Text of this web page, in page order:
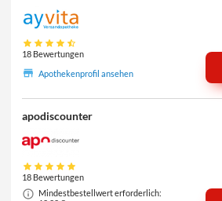
18 Bewertungen
Apothekenprofil ansehen
apodiscounter
18 Bewertungen
Mindestbestellwert erforderlich: